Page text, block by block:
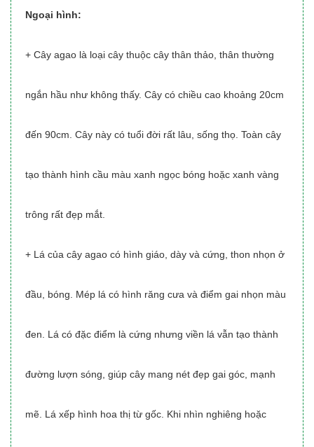
Ngoại hình:
+ Cây agao là loại cây thuộc cây thân thảo, thân thường
ngắn hầu như không thấy. Cây có chiều cao khoảng 20cm
đến 90cm. Cây này có tuổi đời rất lâu, sống thọ. Toàn cây
tạo thành hình cầu màu xanh ngọc bóng hoặc xanh vàng
trông rất đẹp mắt.
+ Lá của cây agao có hình giáo, dày và cứng, thon nhọn ở
đầu, bóng. Mép lá có hình răng cưa và điểm gai nhọn màu
đen. Lá có đặc điểm là cứng nhưng viền lá vẫn tạo thành
đường lượn sóng, giúp cây mang nét đẹp gai góc, mạnh
mẽ. Lá xếp hình hoa thị từ gốc. Khi nhìn nghiêng hoặc